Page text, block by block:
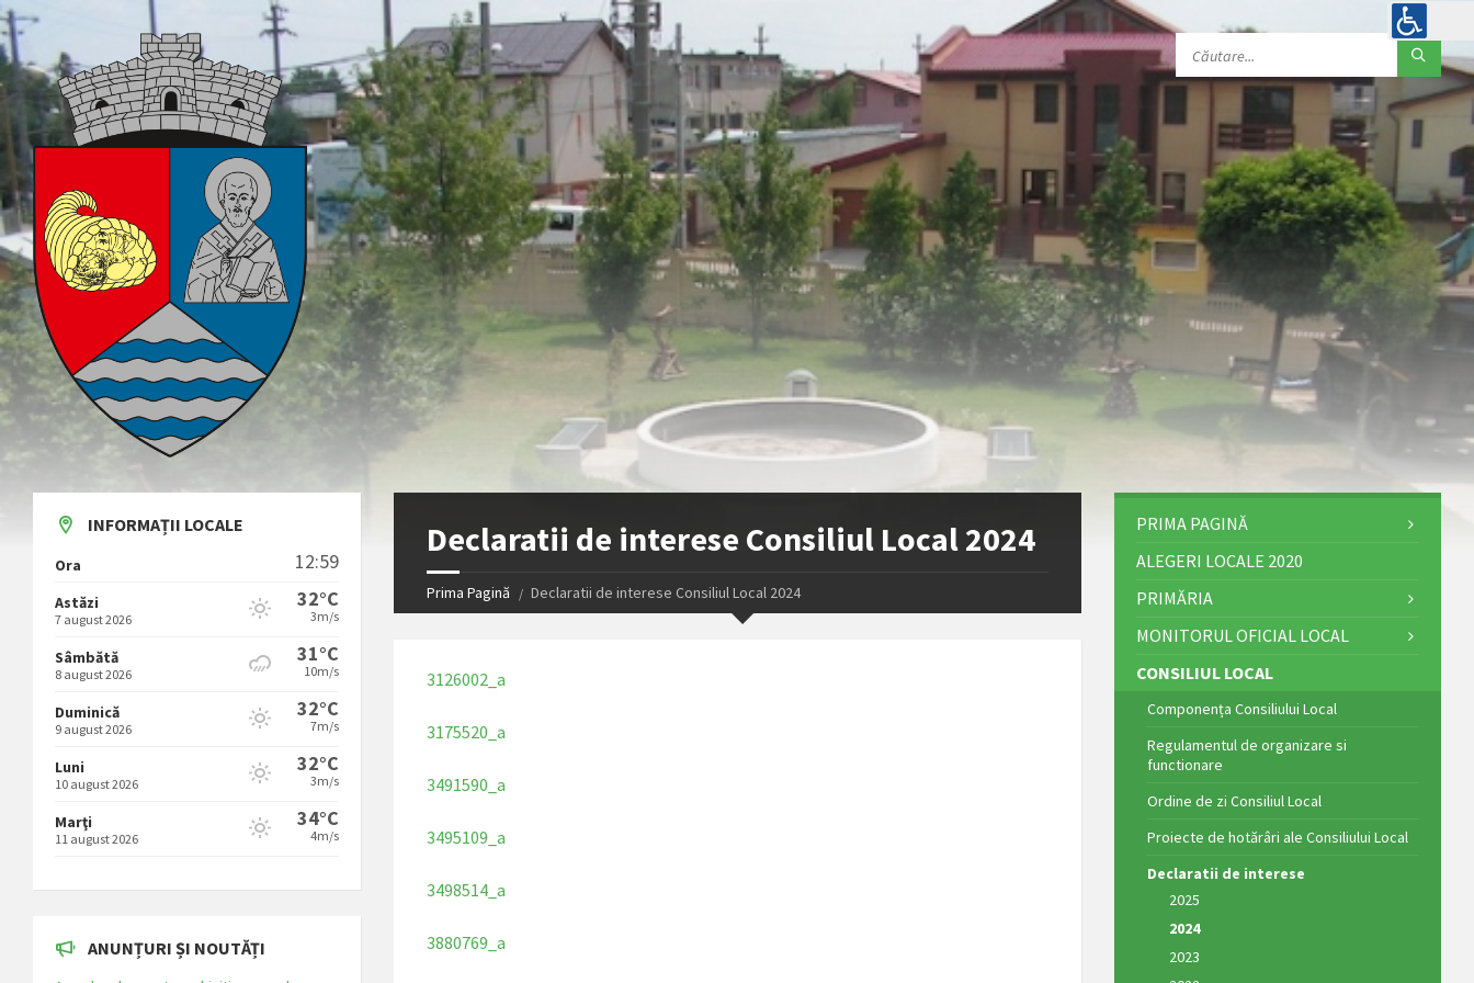
Declaratii de interese Consiliul Local 2024
Prima Pagină Declaratii de interese Consiliul Local 2024
3126002_a
3175520_a
3491590_a
3495109_a
3498514_a
3880769_a
INFORMAȚII LOCALE
Ora 12:59
Astăzi
7 august 2026
32°C
3m/s
Sâmbătă
8 august 2026
31°C
10m/s
Duminică
9 august 2026
32°C
7m/s
Luni
10 august 2026
32°C
3m/s
Marţi
11 august 2026
34°C
4m/s
ANUNȚURI ȘI NOUTĂȚI
PRIMA PAGINĂ
ALEGERI LOCALE 2020
PRIMĂRIA
MONITORUL OFICIAL LOCAL
CONSILIUL LOCAL
Componența Consiliului Local
Regulamentul de organizare si
functionare
Ordine de zi Consiliul Local
Proiecte de hotărâri ale Consiliului Local
Declaratii de interese
2025
2024
2023